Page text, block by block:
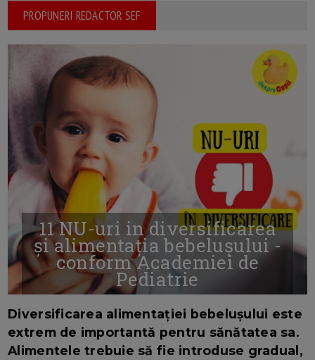
PROPUNERI REDACTOR SEF
11 NU-uri in diversificarea
și alimentația bebelușului -
conform Academiei de
Pediatrie
Diversificarea alimentației bebelușului este
extrem de importantă pentru sănătatea sa.
Alimentele trebuie să fie introduse gradual,